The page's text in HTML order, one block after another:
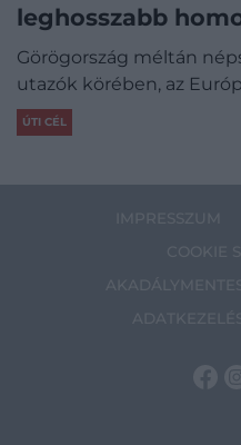
leghosszabb
Görögország méltán
utazók körében, az
ÚTI CÉL